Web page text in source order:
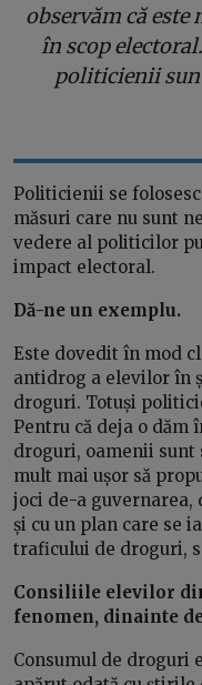
observăm că este
în scop
politicienii
Politicienii se
măsuri care nu sunt
vedere al politicilor
impact electoral.
Dă-ne un exemplu.
Este dovedit în mod
antidrog a elevilor în
droguri. Totuși
Pentru că deja o dăm
droguri, oamenii sunt
mult mai ușor să
joci de-a guvernarea,
și cu un plan care se
traficului de droguri,
Consiliile elevilor
fenomen, dinainte
Consumul de droguri